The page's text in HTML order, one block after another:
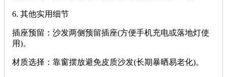
‌6. 其他实用细节‌
‌插座预留‌：沙发两侧预留插座(方便手机充电或落地灯使
用)。
‌材质选择‌：靠窗摆放避免皮质沙发(长期暴晒易老化)。